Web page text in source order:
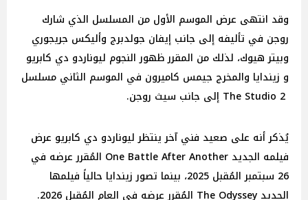
وقد انتهى عرض الموسم الأول من المسلسل الذي شارك
روجن في تأليفه إلى جانب إيفان جولدبرج وأليكس جريجوري
وبيتر هيوك، لذلك من المقرر ظهور النجوم ليوناردو دي كابريو
و زيندايا والمخرج جيمس كاميرون في الموسم الثاني مسلسل
يُذكر أنه على صعيد فني آخر ينتظر ليوناردو دي كابريو عرض
فيلمه الجديد One Battle After Another المُقرر عرضه في
26 سبتمبر المُقبل 2025، بينما تصور زيندايا حالياً فيلمها
الجديد The Odyssey المُقرر عرضه في العام المُقبل 2026.